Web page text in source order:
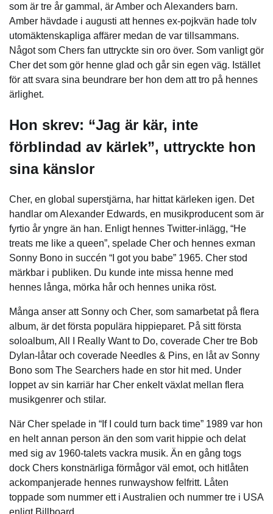
som är tre år gammal, är Amber och Alexanders barn.
Amber hävdade i augusti att hennes ex-pojkvän hade tolv
utomäktenskapliga affärer medan de var tillsammans.
Något som Chers fan uttryckte sin oro över. Som vanligt gör
Cher det som gör henne glad och går sin egen väg. Istället
för att svara sina beundrare ber hon dem att tro på hennes
ärlighet.
Hon skrev: “Jag är kär, inte
förblindad av kärlek”, uttryckte hon
sina känslor
Cher, en global superstjärna, har hittat kärleken igen. Det
handlar om Alexander Edwards, en musikproducent som är
fyrtio år yngre än han. Enligt hennes Twitter-inlägg, “He
treats me like a queen”, spelade Cher och hennes exman
Sonny Bono in succén “I got you babe” 1965. Cher stod
märkbar i publiken. Du kunde inte missa henne med
hennes långa, mörka hår och hennes unika röst.
Många anser att Sonny och Cher, som samarbetat på flera
album, är det första populära hippieparet. På sitt första
soloalbum, All I Really Want to Do, coverade Cher tre Bob
Dylan-låtar och coverade Needles & Pins, en låt av Sonny
Bono som The Searchers hade en stor hit med. Under
loppet av sin karriär har Cher enkelt växlat mellan flera
musikgenrer och stilar.
När Cher spelade in “If I could turn back time” 1989 var hon
en helt annan person än den som varit hippie och delat
med sig av 1960-talets vackra musik. Än en gång togs
dock Chers konstnärliga förmågor väl emot, och hitlåten
ackompanjerade hennes runwayshow felfritt. Låten
toppade som nummer ett i Australien och nummer tre i USA
enligt Billboard.